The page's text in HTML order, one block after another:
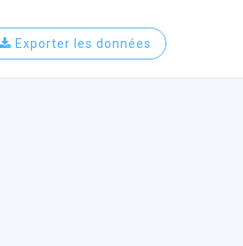
Exporter les données